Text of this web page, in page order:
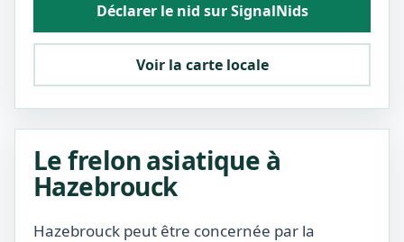
Déclarer le nid sur SignalNids
Voir la carte locale
Le frelon asiatique à
Hazebrouck
Hazebrouck peut être concernée par la